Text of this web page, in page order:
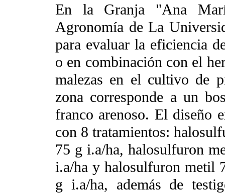
En la Granja "Ana
Agronomía de La
para evaluar la eficiencia
o en combinación con el
malezas en el cultivo de
zona corresponde a un
franco arenoso. El diseño
con 8 tratamientos:
75 g i.a/ha, halosulfuron
i.a/ha y halosulfuron metil
g i.a/ha, además de